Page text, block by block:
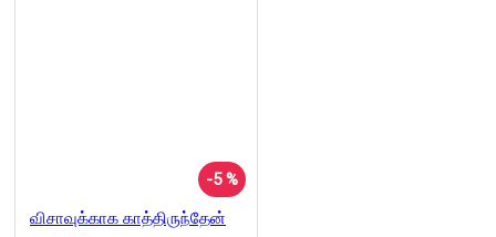
-5 %
விசாவுக்காக காத்திருந்தேன்